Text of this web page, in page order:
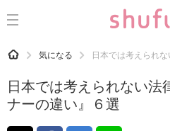
CATEGORY 記事カテゴリ
運気
洗濯
HOME 気になる 日本では考えられ
日本では考えられない
ナーの違い』６選